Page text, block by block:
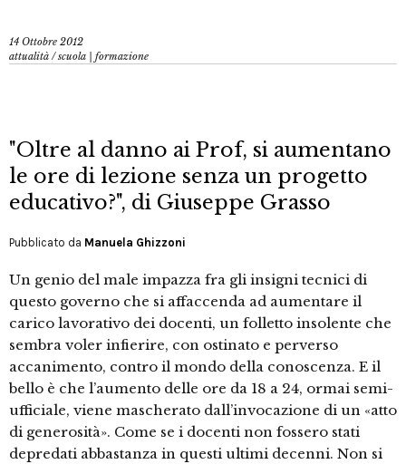
14 Ottobre 2012
attualità /scuola | formazione
"Oltre al danno ai Prof, si aumentano
le ore di lezione senza un progetto
educativo?", di Giuseppe Grasso
Pubblicato da Manuela Ghizzoni
Un genio del male impazza fra gli insigni tecnici di
questo governo che si affaccenda ad aumentare il
carico lavorativo dei docenti, un folletto insolente che
sembra voler infierire, con ostinato e perverso
accanimento, contro il mondo della conoscenza. E il
bello è che l’aumento delle ore da 18 a 24, ormai semi-
ufficiale, viene mascherato dall’invocazione di un «atto
di generosità». Come se i docenti non fossero stati
depredati abbastanza in questi ultimi decenni. Non si